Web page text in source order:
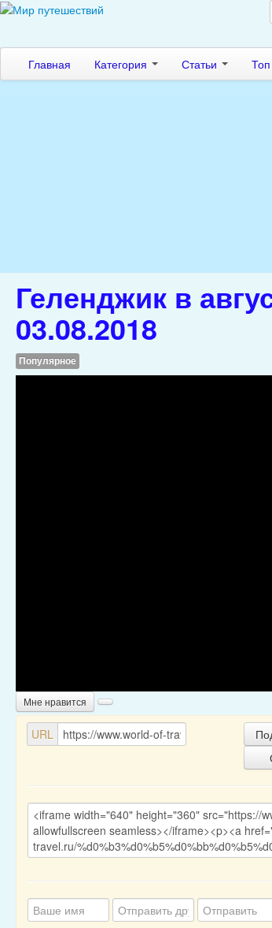
Главная
Категория Статьи Топ
Геленджик в
03.08.2018
Популярное
Мне нравится
URL